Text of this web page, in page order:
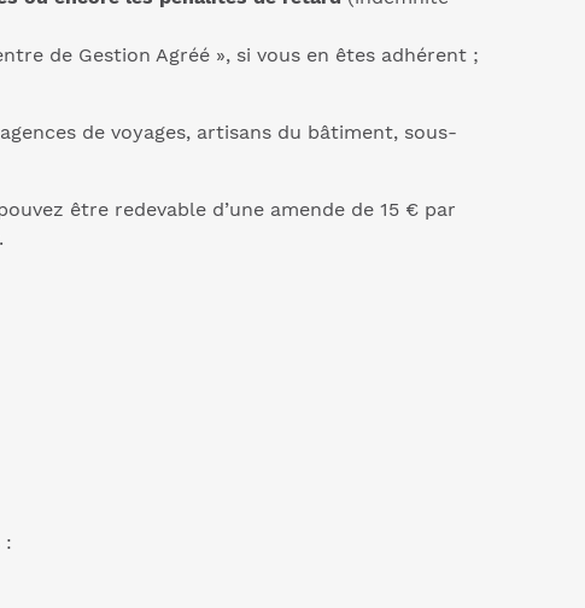
de Gestion Agréé », si vous en êtes adhérent ;
de voyages, artisans du bâtiment, sous-
être redevable d’une amende de 15 € par
: